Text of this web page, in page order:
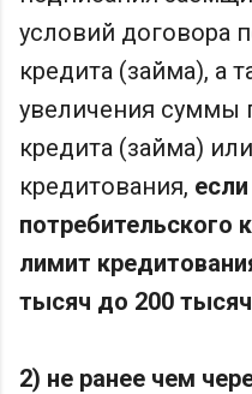
условий договора
кредита (займа), а
увеличения суммы
кредита (займа)
кредитования,
потребительского
лимит
тысяч до 200
2) не ранее чем